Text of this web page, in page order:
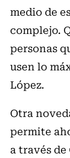
medio de
complejo.
personas
usen lo
López.
Otra
permite
a través